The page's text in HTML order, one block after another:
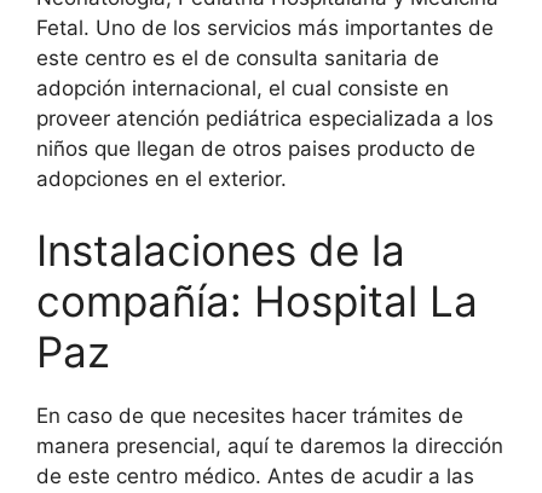
Fetal. Uno de los servicios más importantes de
este centro es el de consulta sanitaria de
adopción internacional, el cual consiste en
proveer atención pediátrica especializada a los
niños que llegan de otros paises producto de
adopciones en el exterior.
Instalaciones de la
compañía: Hospital La
Paz
En caso de que necesites hacer trámites de
manera presencial, aquí te daremos la dirección
de este centro médico. Antes de acudir a las